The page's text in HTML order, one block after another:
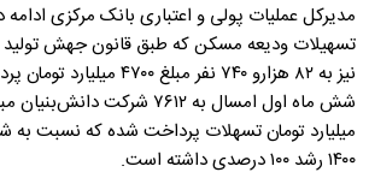
مدیرکل عملیات پولی و اعتباری بانک مرکزی ادامه
تسهیلات ودیعه مسکن که طبق قانون جهش
نیز به ۸۲ هزارو ۷۴۰ نفر
میلیارد تومان تسهلات پرداخت شده‌ که نسبت
۱۴۰۰ رشد ۱۰۰ درصدی داشته‌ است.